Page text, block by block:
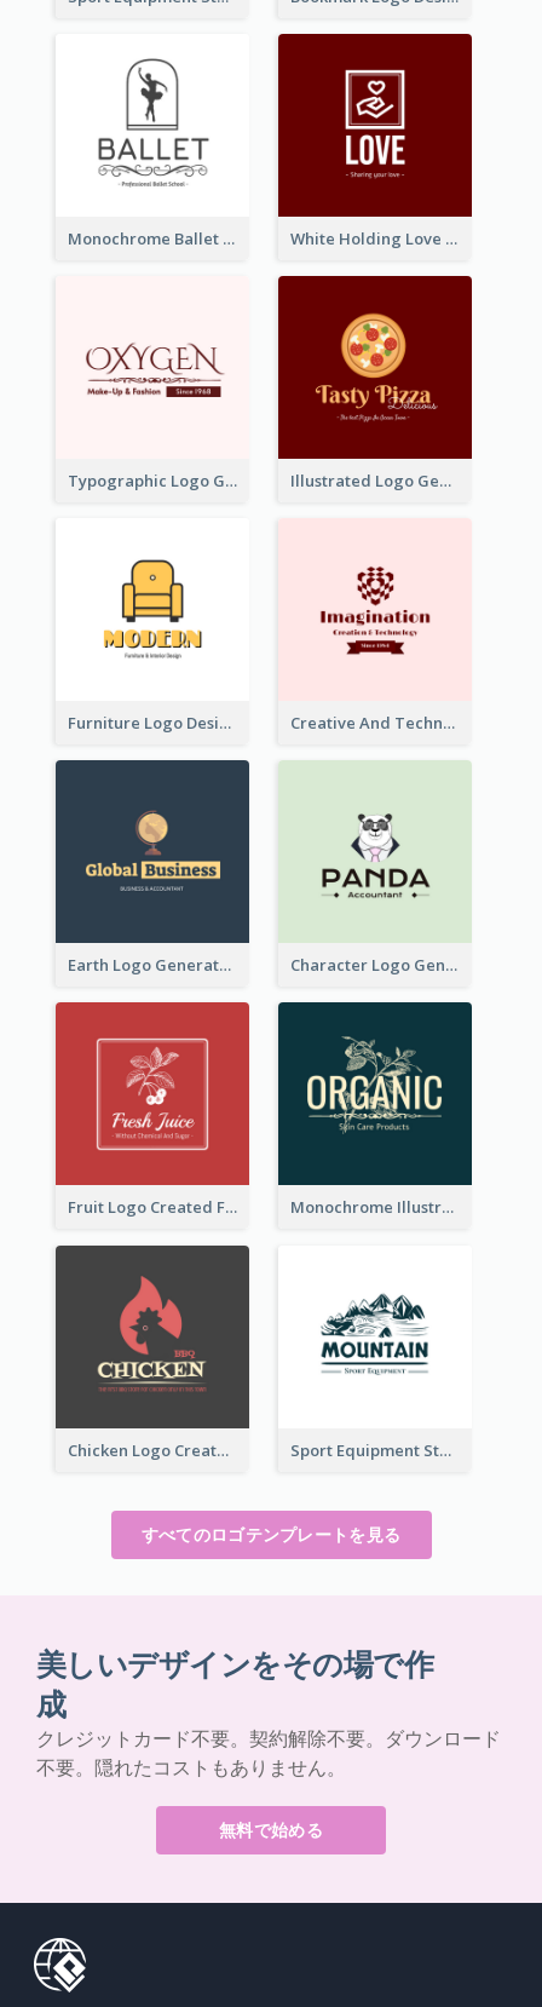
Monochrome Ballet School Logo Created With silhouette Of Dancer White Holding Love Logo Created For Charity
Typographic Logo Generated For Fashion And Make-Up Company Illustrated Logo Generated For Store Selling Pizza
Furniture Logo Designed For Interior Design Company Creative And Technological Logo Generated With Stylish Graphic
Earth Logo Generated For Global Business And Accounting Company Character Logo Generated For Accountant
Fruit Logo Created For Shop Selling Fresh Juice Monochrome Illustrated Plant Logo Generated For Skin Care Products
Chicken Logo Created For BBQ Store Sport Equipment Store Logo Generated With Illustration Of Mountain
すべてのロゴテンプレートを見る
美しいデザインをその場で作
成
クレジットカード不要。契約解除不要。ダウンロード
不要。隠れたコストもありません。
無料で始める